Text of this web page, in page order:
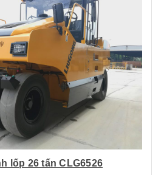
lốp 26 tấn CLG6526